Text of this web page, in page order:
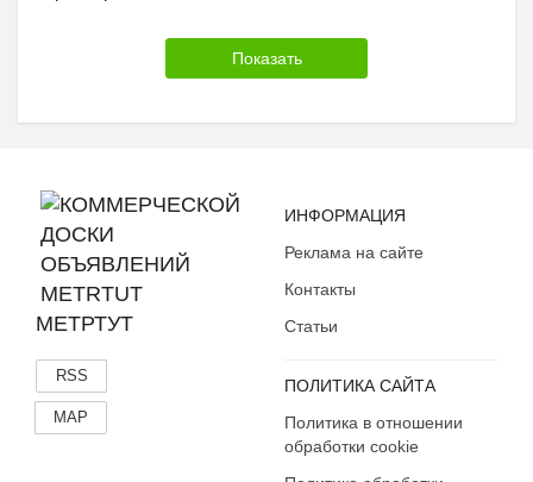
МЕТРТУТ
RSS
MAP
ИНФОРМАЦИЯ
Реклама на сайте
Контакты
Статьи
ПОЛИТИКА САЙТА
Политика в отношении
обработки cookie